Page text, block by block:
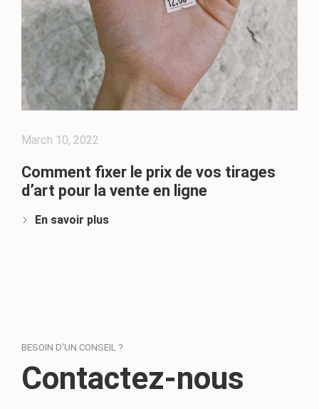
March 10, 2022
Comment fixer le prix de vos tirages
d’art pour la vente en ligne
En savoir plus
BESOIN D'UN CONSEIL ?
Contactez-nous